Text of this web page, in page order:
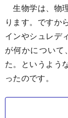
生物学は、物
ります。ですか
インやシュレデ
が何かについて
た。というよう
ったのです。